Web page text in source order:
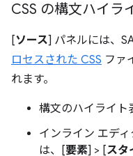
CSS の構文ハイラ
[ソース] パネルには、
ロセスされた CSS ファ
れます。
構文のハイライト
インライン エデ
は、[要素] > [スタ